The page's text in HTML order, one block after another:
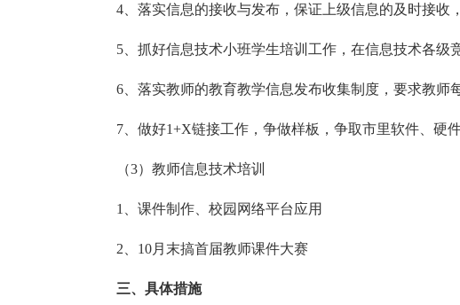
4、落实信息的接收与发布，保证上级信息的及时接收
5、抓好信息技术小班学生培训工作，在信息技术各级
6、落实教师的教育教学信息发布收集制度，要求教师
7、做好1+X链接工作，争做样板，争取市里软件、硬
（3）教师信息技术培训
1、课件制作、校园网络平台应用
2、10月末搞首届教师课件大赛
三、具体措施